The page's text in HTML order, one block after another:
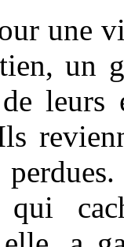
une
un
leurs
qui